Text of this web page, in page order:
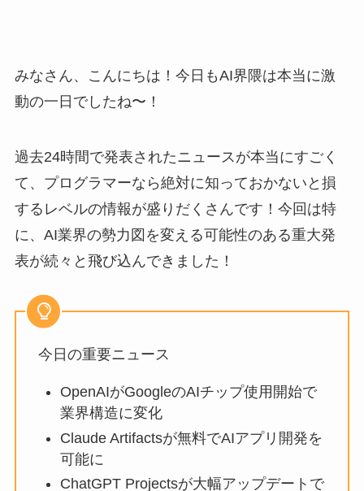
みなさん、こんにちは！今日もAI界隈は本当に激
動の一日でしたね〜！
過去24時間で発表されたニュースが本当にすごく
て、プログラマーなら絶対に知っておかないと損
するレベルの情報が盛りだくさんです！今回は特
に、AI業界の勢力図を変える可能性のある重大発
表が続々と飛び込んできました！
今日の重要ニュース
OpenAIがGoogleのAIチップ使用開始で
業界構造に変化
Claude Artifactsが無料でAIアプリ開発を
可能に
ChatGPT Projectsが大幅アップデートで